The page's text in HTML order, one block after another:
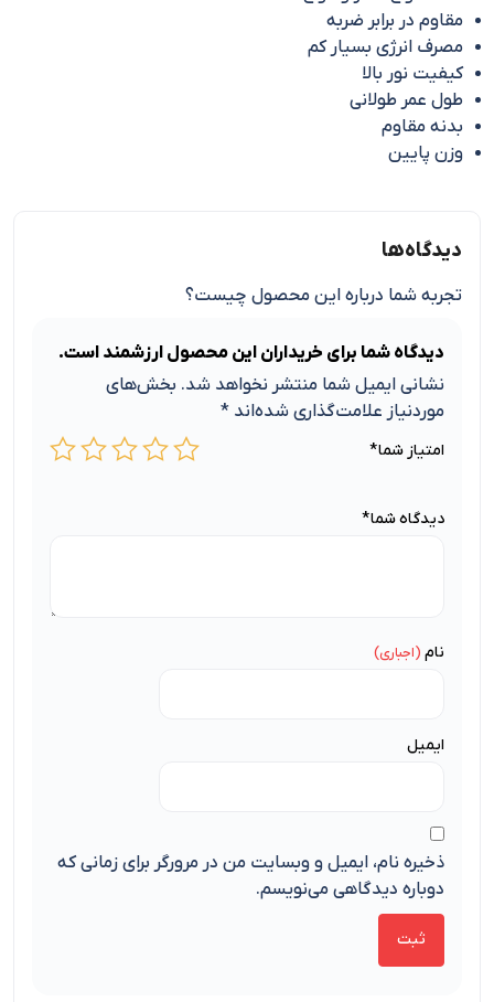
مقاوم در برابر ضربه
مصرف انرژی بسیار کم
کیفیت نور بالا
طول عمر طولانی
بدنه مقاوم
وزن پایین
دیدگاه‌ها
تجربه شما درباره این محصول چیست؟
دیدگاه شما برای خریداران این محصول ارزشمند است.
نشانی ایمیل شما منتشر نخواهد شد. بخش‌های
موردنیاز علامت‌گذاری شده‌اند *
امتیاز شما*
دیدگاه شما*
نام
ایمیل
ذخیره نام، ایمیل و وبسایت من در مرورگر برای زمانی که
دوباره دیدگاهی می‌نویسم.